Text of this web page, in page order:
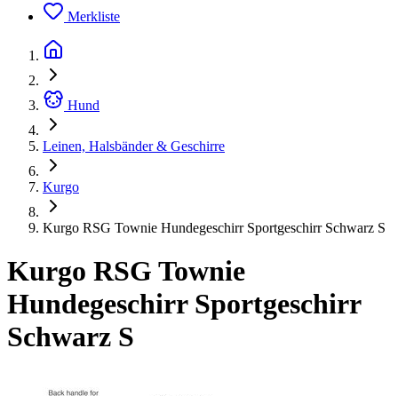
Merkliste
Hund
Leinen, Halsbänder & Geschirre
Kurgo
Kurgo RSG Townie Hundegeschirr Sportgeschirr Schwarz S
Kurgo RSG Townie
Hundegeschirr Sportgeschirr
Schwarz S